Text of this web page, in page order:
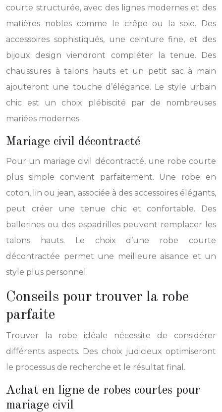
courte structurée, avec des lignes modernes et des
matières nobles comme le crêpe ou la soie. Des
accessoires sophistiqués, une ceinture fine, et des
bijoux design viendront compléter la tenue. Des
chaussures à talons hauts et un petit sac à main
ajouteront une touche d’élégance. Le style urbain
chic est un choix plébiscité par de nombreuses
mariées modernes.
Mariage civil décontracté
Pour un mariage civil décontracté, une robe courte
plus simple convient parfaitement. Une robe en
coton, lin ou jean, associée à des accessoires élégants,
peut créer une tenue chic et confortable. Des
ballerines ou des espadrilles peuvent remplacer les
talons hauts. Le choix d’une robe courte
décontractée permet une meilleure aisance et un
style plus personnel.
Conseils pour trouver la robe
parfaite
Trouver la robe idéale nécessite de considérer
différents aspects. Des choix judicieux optimiseront
le processus de recherche et le résultat final.
Achat en ligne de robes courtes pour
mariage civil